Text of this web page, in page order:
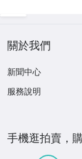
關於我們
新聞中心
服務說明
手機逛拍賣，